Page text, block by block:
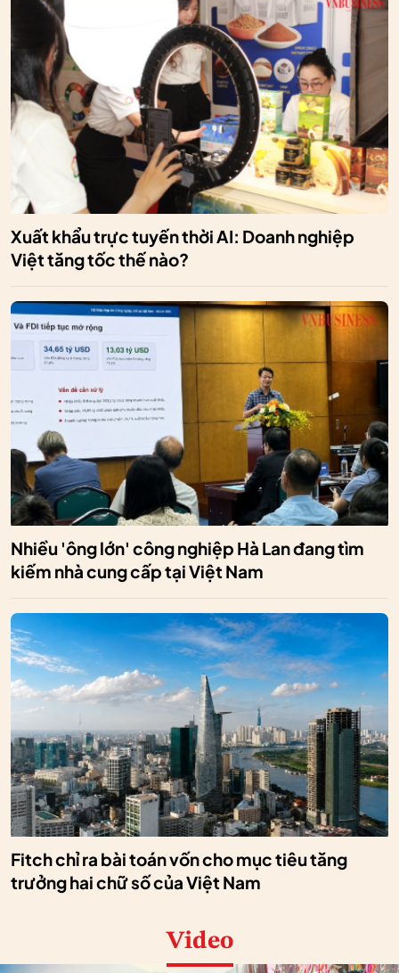
Xuất khẩu trực tuyến thời AI: Doanh nghiệp
Việt tăng tốc thế nào?
Nhiều 'ông lớn' công nghiệp Hà Lan đang tìm
kiếm nhà cung cấp tại Việt Nam
Fitch chỉ ra bài toán vốn cho mục tiêu tăng
trưởng hai chữ số của Việt Nam
Video